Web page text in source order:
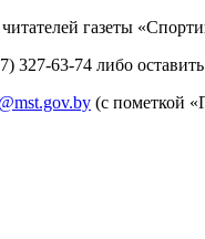
газеты
63-74 либо
(с пометкой